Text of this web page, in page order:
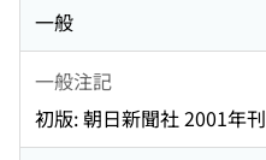
一般
一般注記
初版: 朝日新聞社 2001年刊